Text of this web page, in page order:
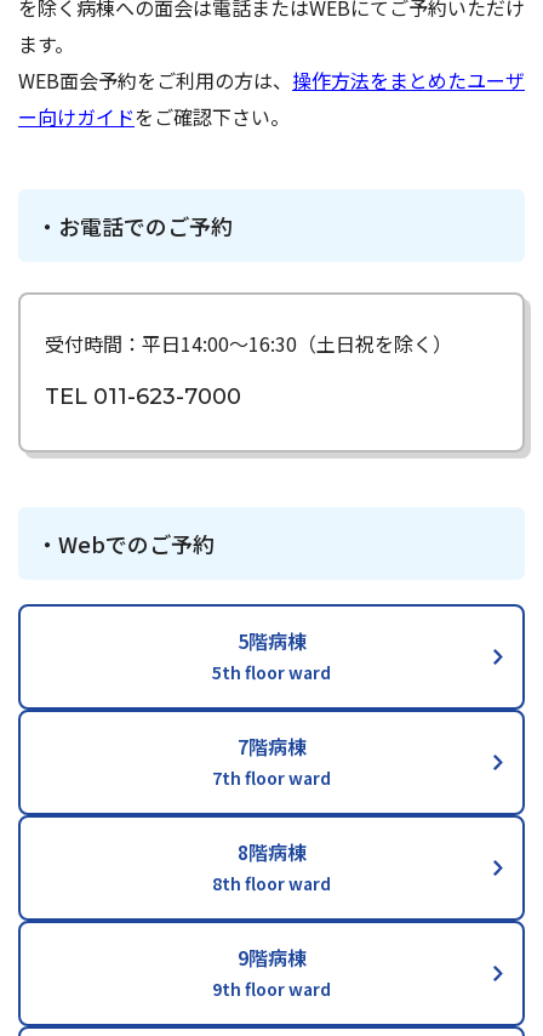
を除く病棟への面会は電話またはWEBにてご予約いただけ
ます。
WEB面会予約をご利用の方は、 操作方法をまとめたユーザ
ー向けガイドをご確認下さい。
お電話でのご予約
受付時間：平日14:00〜16:30（土日祝を除く）
TEL 011-623-7000
Webでのご予約
5階病棟
5th floor ward
7階病棟
7th floor ward
8階病棟
8th floor ward
9階病棟
9th floor ward